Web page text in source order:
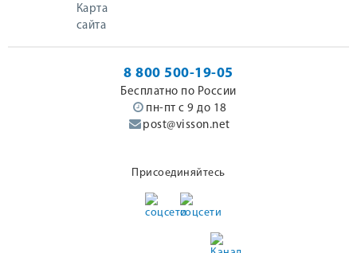
Карта
сайта
8 800 500-19-05
Бесплатно по России
пн-пт с 9 до 18
post@visson.net
Присоединяйтесь